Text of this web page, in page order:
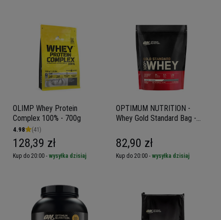
OLIMP Whey Protein
Complex 100% - 700g
4.98 (41)
128,39 zł
Kup do 20:00 - wysyłka dzisiaj
OPTIMUM NUTRITION -
Whey Gold Standard Bag -
82,90 zł
Kup do 20:00 - wysyłka dzisiaj